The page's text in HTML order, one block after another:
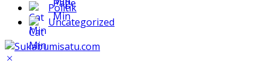
Politik
Uncategorized